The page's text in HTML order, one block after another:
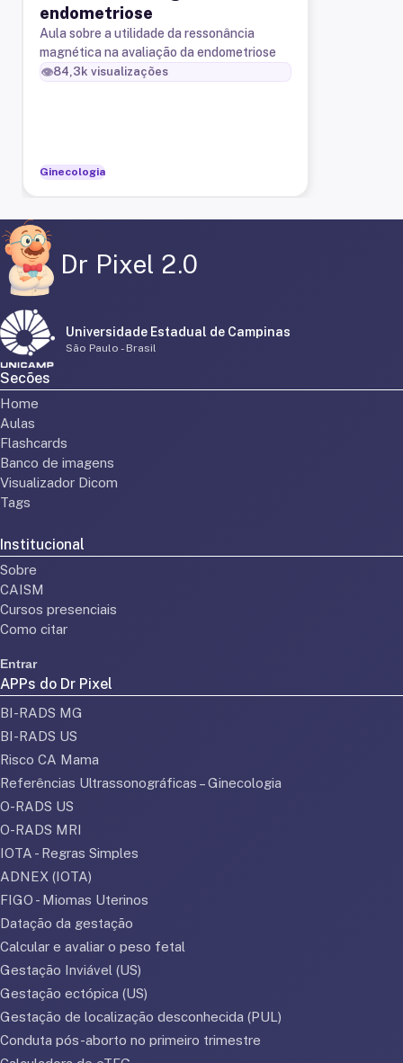
endometriose
Aula sobre a utilidade da ressonância
magnética na avaliação da endometriose
👁️84,3k visualizações
Ginecologia
Dr Pixel 2.0
Universidade Estadual de Campinas
São Paulo - Brasil
Secões
Home
Aulas
Flashcards
Banco de imagens
Visualizador Dicom
Tags
Institucional
Sobre
CAISM
Cursos presenciais
Como citar
Entrar
APPs do Dr Pixel
BI-RADS MG
BI-RADS US
Risco CA Mama
Referências Ultrassonográficas – Ginecologia
O-RADS US
O-RADS MRI
IOTA - Regras Simples
ADNEX (IOTA)
FIGO - Miomas Uterinos
Datação da gestação
Calcular e avaliar o peso fetal
Gestação Inviável (US)
Gestação ectópica (US)
Gestação de localização desconhecida (PUL)
Conduta pós-aborto no primeiro trimestre